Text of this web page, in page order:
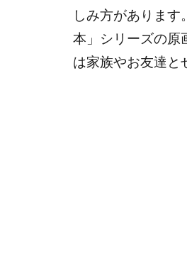
しみ方がありま
本」シリーズの原
は家族やお友達と